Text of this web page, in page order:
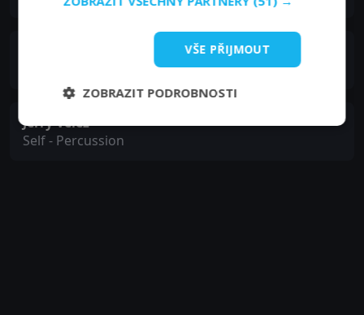
Jerry Velez
Self - Percussion
VŠE PŘIJMOUT
ZOBRAZIT PODROBNOSTI